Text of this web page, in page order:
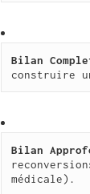
Bilan
construire
Bilan
médicale).